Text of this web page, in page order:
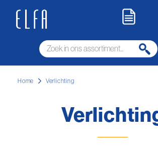
Home Verlichting